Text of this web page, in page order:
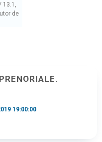
13.1,
de
19:00:00